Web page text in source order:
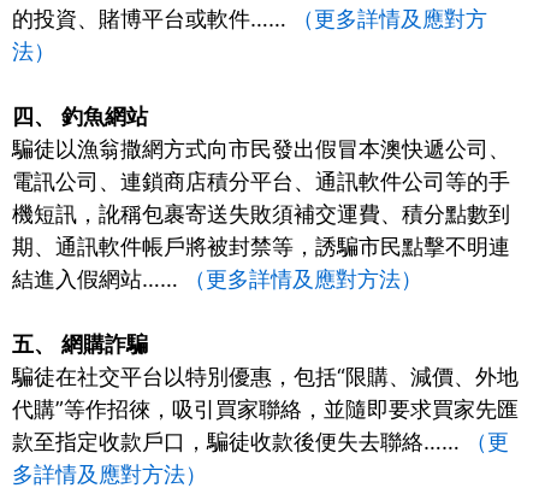
的投資、賭博平台或軟件……
（更多詳情及應對方
法）
四、
釣魚網站
騙徒以漁翁撒網方式向市民發出假冒本澳快遞公司、
電訊公司、連鎖商店積分平台、通訊軟件公司等的手
機短訊，訛稱包裹寄送失敗須補交運費、積分點數到
期、通訊軟件帳戶將被封禁等，誘騙市民點擊不明連
結進入假網站……
（更多詳情及應對方法）
五、
網購詐騙
騙徒在社交平台以特別優惠，包括“限購、減價、外地
代購”等作招徠，吸引買家聯絡，並隨即要求買家先匯
款至指定收款戶口，騙徒收款後便失去聯絡……
（更
多詳情及應對方法）